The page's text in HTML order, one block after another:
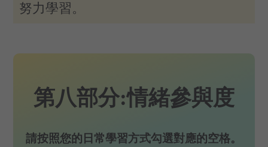
努力學習。
第八部分:情緒參與度
請按照您的日常學習方式勾選對應的空格。